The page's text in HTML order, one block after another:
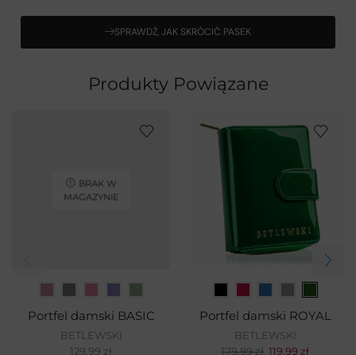
SPRAWDŹ, JAK SKRÓCIĆ PASEK
Produkty Powiązane
BRAK W
MAGAZYNIE
Portfel damski BASIC
BETLEWSKI
129,99 zł
Portfel damski ROYAL
BETLEWSKI
179,99zł 119,99 zł